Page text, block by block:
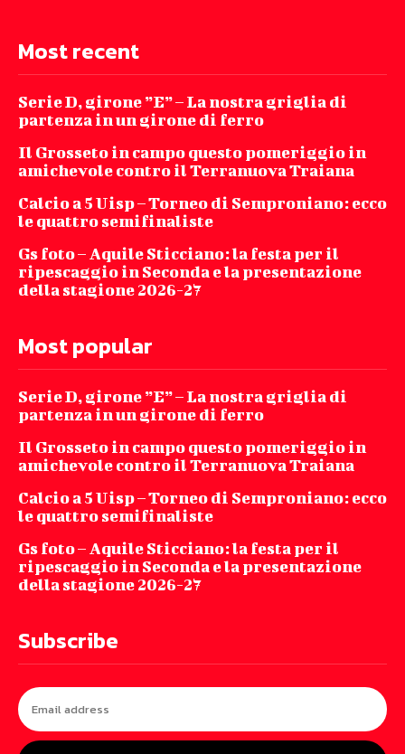
Most recent
Serie D, girone ”E” – La nostra griglia di
partenza in un girone di ferro
Il Grosseto in campo questo pomeriggio in
amichevole contro il Terranuova Traiana
Calcio a 5 Uisp – Torneo di Semproniano: ecco
le quattro semifinaliste
Gs foto – Aquile Sticciano: la festa per il
ripescaggio in Seconda e la presentazione
della stagione 2026-27
Most popular
Serie D, girone ”E” – La nostra griglia di
partenza in un girone di ferro
Il Grosseto in campo questo pomeriggio in
amichevole contro il Terranuova Traiana
Calcio a 5 Uisp – Torneo di Semproniano: ecco
le quattro semifinaliste
Gs foto – Aquile Sticciano: la festa per il
ripescaggio in Seconda e la presentazione
della stagione 2026-27
Subscribe